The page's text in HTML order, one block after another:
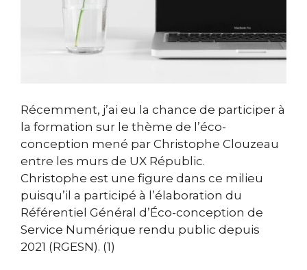
Récemment, j’ai eu la chance de participer à
la formation sur le thème de l’éco-
conception mené par Christophe Clouzeau
entre les murs de UX Républic.
Christophe est une figure dans ce milieu
puisqu’il a participé à l’élaboration du
Référentiel Général d’Éco-conception de
Service Numérique rendu public depuis
2021 (RGESN). (1)